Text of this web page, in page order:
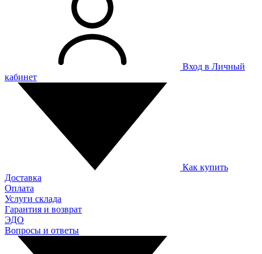
Вход в Личный
кабинет
Как купить
Доставка
Оплата
Услуги склада
Гарантия и возврат
ЭДО
Вопросы и ответы